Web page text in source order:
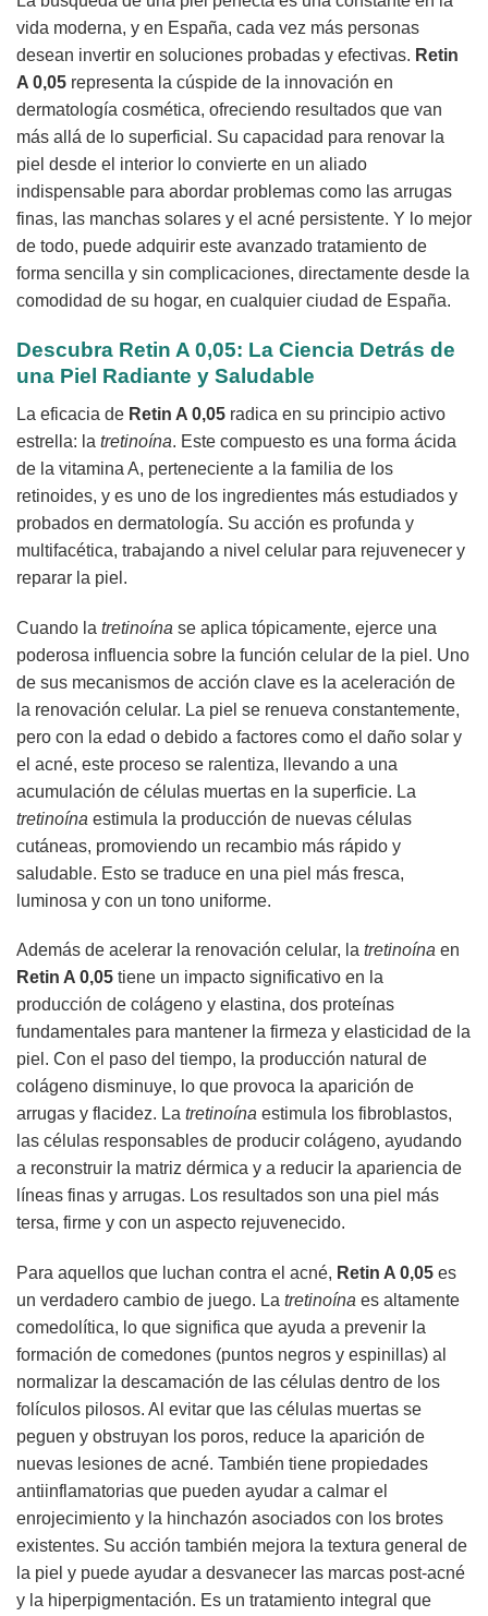
vida moderna, y en España, cada vez más personas
desean invertir en soluciones probadas y efectivas. Retin
A 0,05 representa la cúspide de la innovación en
dermatología cosmética, ofreciendo resultados que van
más allá de lo superficial. Su capacidad para renovar la
piel desde el interior lo convierte en un aliado
indispensable para abordar problemas como las arrugas
finas, las manchas solares y el acné persistente. Y lo mejor
de todo, puede adquirir este avanzado tratamiento de
forma sencilla y sin complicaciones, directamente desde la
comodidad de su hogar, en cualquier ciudad de España.
Descubra Retin A 0,05: La Ciencia Detrás de
una Piel Radiante y Saludable
La eficacia de Retin A 0,05 radica en su principio activo
estrella: la tretinoína. Este compuesto es una forma ácida
de la vitamina A, perteneciente a la familia de los
retinoides, y es uno de los ingredientes más estudiados y
probados en dermatología. Su acción es profunda y
multifacética, trabajando a nivel celular para rejuvenecer y
reparar la piel.
Cuando la tretinoína se aplica tópicamente, ejerce una
poderosa influencia sobre la función celular de la piel. Uno
de sus mecanismos de acción clave es la aceleración de
la renovación celular. La piel se renueva constantemente,
pero con la edad o debido a factores como el daño solar y
el acné, este proceso se ralentiza, llevando a una
acumulación de células muertas en la superficie. La
tretinoína estimula la producción de nuevas células
cutáneas, promoviendo un recambio más rápido y
saludable. Esto se traduce en una piel más fresca,
luminosa y con un tono uniforme.
Además de acelerar la renovación celular, la tretinoína en
Retin A 0,05 tiene un impacto significativo en la
producción de colágeno y elastina, dos proteínas
fundamentales para mantener la firmeza y elasticidad de la
piel. Con el paso del tiempo, la producción natural de
colágeno disminuye, lo que provoca la aparición de
arrugas y flacidez. La tretinoína estimula los fibroblastos,
las células responsables de producir colágeno, ayudando
a reconstruir la matriz dérmica y a reducir la apariencia de
líneas finas y arrugas. Los resultados son una piel más
tersa, firme y con un aspecto rejuvenecido.
Para aquellos que luchan contra el acné, Retin A 0,05 es
un verdadero cambio de juego. La tretinoína es altamente
comedolítica, lo que significa que ayuda a prevenir la
formación de comedones (puntos negros y espinillas) al
normalizar la descamación de las células dentro de los
folículos pilosos. Al evitar que las células muertas se
peguen y obstruyan los poros, reduce la aparición de
nuevas lesiones de acné. También tiene propiedades
antiinflamatorias que pueden ayudar a calmar el
enrojecimiento y la hinchazón asociados con los brotes
existentes. Su acción también mejora la textura general de
la piel y puede ayudar a desvanecer las marcas post-acné
y la hiperpigmentación. Es un tratamiento integral que